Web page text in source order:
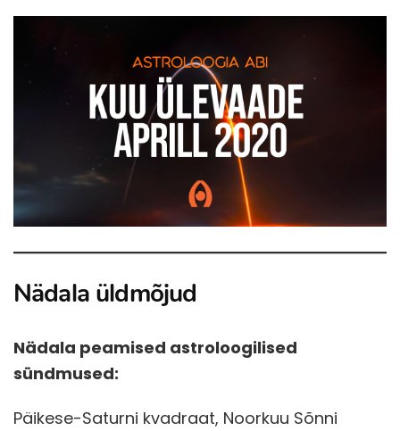
Nädala üldmõjud
Nädala peamised astroloogilised
sündmused:
Päikese-Saturni kvadraat, Noorkuu Sõnni